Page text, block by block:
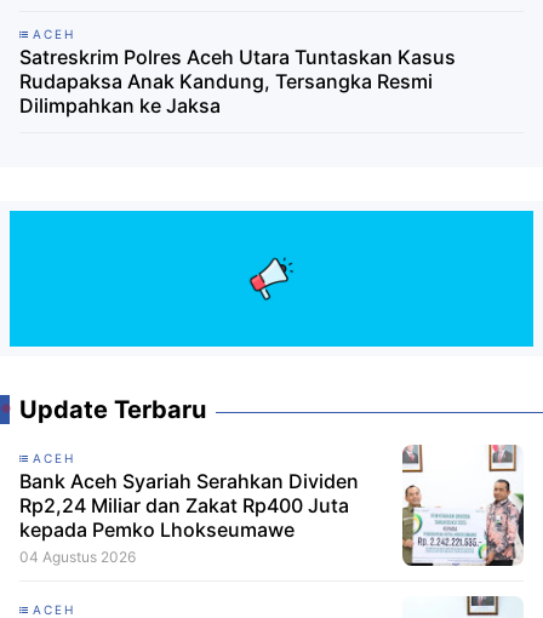
ACEH
Satreskrim Polres Aceh Utara Tuntaskan Kasus
Rudapaksa Anak Kandung, Tersangka Resmi
Dilimpahkan ke Jaksa
Update Terbaru
ACEH
Bank Aceh Syariah Serahkan Dividen
Rp2,24 Miliar dan Zakat Rp400 Juta
kepada Pemko Lhokseumawe
04 Agustus 2026
ACEH